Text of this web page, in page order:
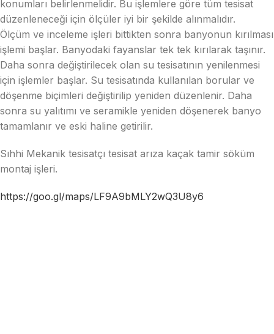
konumları belirlenmelidir. Bu işlemlere göre tüm tesisat
düzenleneceği için ölçüler iyi bir şekilde alınmalıdır.
Ölçüm ve inceleme işleri bittikten sonra banyonun kırılması
işlemi başlar. Banyodaki fayanslar tek tek kırılarak taşınır.
Daha sonra değiştirilecek olan su tesisatının yenilenmesi
için işlemler başlar. Su tesisatında kullanılan borular ve
döşenme biçimleri değiştirilip yeniden düzenlenir. Daha
sonra su yalıtımı ve seramikle yeniden döşenerek banyo
tamamlanır ve eski haline getirilir.
Sıhhi Mekanik tesisatçı tesisat arıza kaçak tamir söküm
montaj işleri.
https://goo.gl/maps/LF9A9bMLY2wQ3U8y6